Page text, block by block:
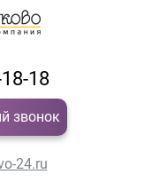
18
звонок
24.ru